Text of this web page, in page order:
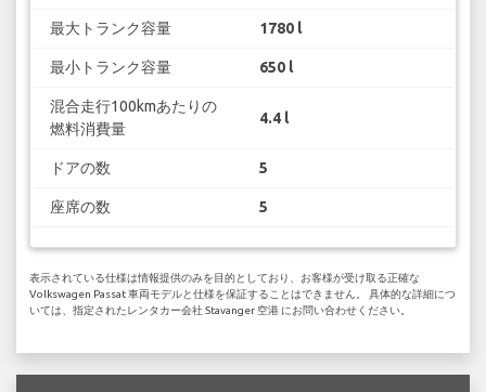
最大トランク容量 1780 l
最小トランク容量 650 l
混合走行100kmあたりの
燃料消費量
4.4 l
ドアの数 5
座席の数 5
表示されている仕様は情報提供のみを目的としており、お客様が受け取る正確な
Volkswagen Passat 車両モデルと仕様を保証することはできません。 具体的な詳細につ
いては、指定されたレンタカー会社 Stavanger 空港 にお問い合わせください。